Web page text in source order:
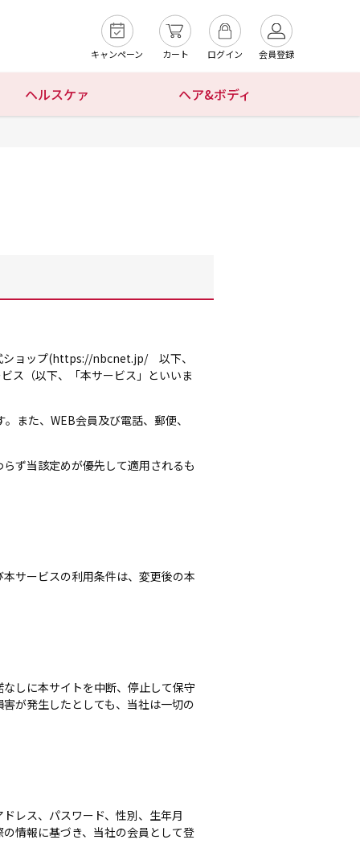
キャンペーン カート ログイン 会員登録
ヘルスケァ ヘア&ボディ
ショップ(https://nbcnet.jp/ 以下、
ス（以下、「本サービス」といいま
また、WEB会員及び電話、郵便、
ず当該定めが優先して適用されるも
サービスの利用条件は、変更後の本
しに本サイトを中断、停止して保守
が発生したとしても、当社は一切の
レス、パスワード、性別、生年月
情報に基づき、当社の会員として登